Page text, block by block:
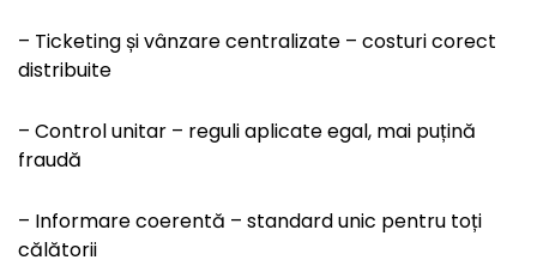
– Ticketing și vânzare centralizate – costuri corect
distribuite
– Control unitar – reguli aplicate egal, mai puțină
fraudă
– Informare coerentă – standard unic pentru toți
călătorii